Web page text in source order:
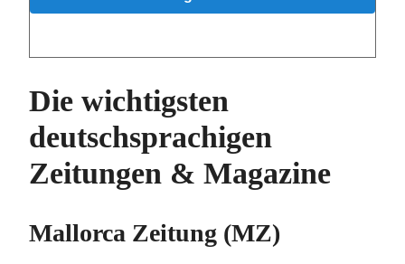
Die wichtigsten
deutschsprachigen
Zeitungen & Magazine
Mallorca Zeitung (MZ)